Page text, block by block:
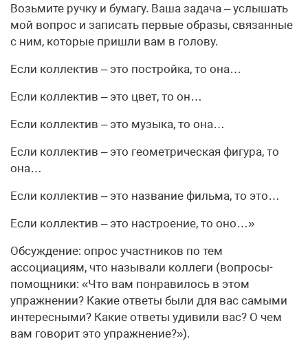
Возьмите ручку и бумагу. Ваша задача – услышать
мой вопрос и записать первые образы, связанные
с ним, которые при­шли вам в голову.
Если коллектив – это постройка, то она…
Если коллектив – это цвет, то он…
Если коллектив – это музыка, то она…
Если коллектив – это геометрическая фигура, то
она…
Если коллектив – это название фильма, то это…
Если коллектив – это настроение, то оно…»
Обсуждение: опрос участников по тем
ассоциациям, что называли коллеги (вопросы-
помощники: «Что вам понравилось в этом
упражнении? Какие ответы были для вас самыми
интересными? Какие ответы удивили вас? О чем
вам говорит это упражнение?»).